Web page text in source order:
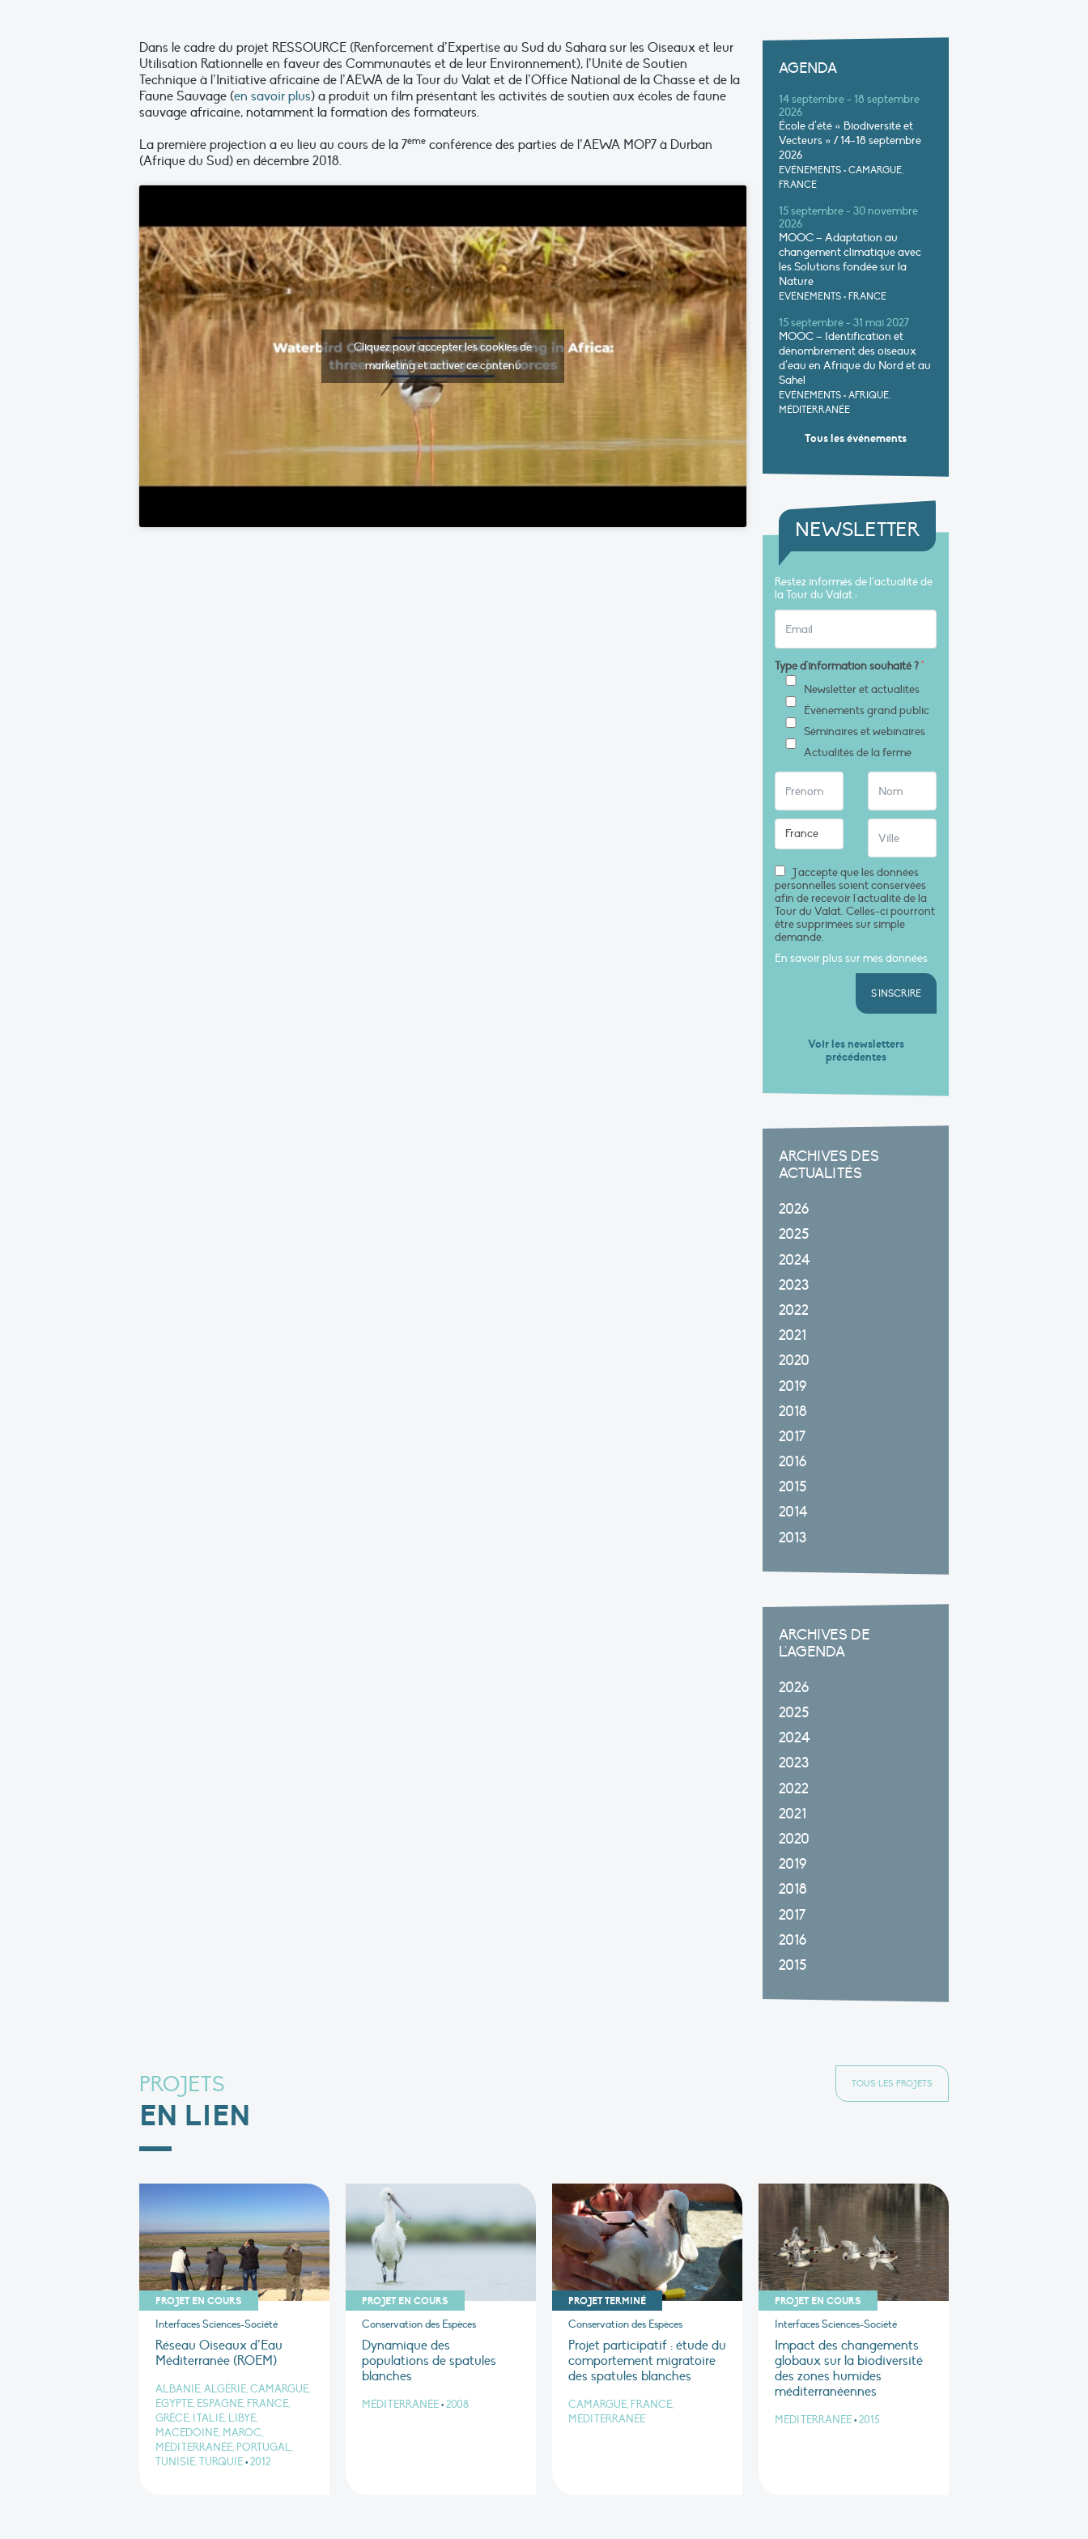
Dans le cadre du projet RESSOURCE (Renforcement d’Expertise au Sud du Sahara sur les Oiseaux et leur
Utilisation Rationnelle en faveur des Communautés et de leur Environnement), l’Unité de Soutien
Technique à l’Initiative africaine de l’AEWA de la Tour du Valat et de l’Office National de la Chasse et de la
Faune Sauvage (en savoir plus) a produit un film présentant les activités de soutien aux écoles de faune
sauvage africaine, notamment la formation des formateurs.
La première projection a eu lieu au cours de la 7ème conférence des parties de l’AEWA MOP7 à Durban
(Afrique du Sud) en décembre 2018.
Cliquez pour accepter les cookies de
marketing et activer ce contenu
AGENDA
14 septembre - 18 septembre
2026
École d’été « Biodiversité et
Vecteurs » / 14-18 septembre
2026
EVÉNEMENTS • CAMARGUE,
FRANCE
15 septembre - 30 novembre
2026
MOOC – Adaptation au
changement climatique avec
les Solutions fondée sur la
Nature
EVÉNEMENTS • FRANCE
15 septembre - 31 mai 2027
MOOC – Identification et
dénombrement des oiseaux
d’eau en Afrique du Nord et au
Sahel
EVÉNEMENTS • AFRIQUE,
MÉDITERRANÉE
Tous les événements
NEWSLETTER
Restez informés de l’actualité de
la Tour du Valat :
Type d'information souhaité ?*
Newsletter et actualités
Évènements grand public
Séminaires et webinaires
Actualités de la ferme
J'accepte que les données
personnelles soient conservées
afin de recevoir l'actualité de la
Tour du Valat. Celles-ci pourront
être supprimées sur simple
demande.
En savoir plus sur mes données
S'INSCRIRE
Voir les newsletters
précédentes
ARCHIVES DES
ACTUALITÉS
2026
2025
2024
2023
2022
2021
2020
2019
2018
2017
2016
2015
2014
2013
ARCHIVES DE
L'AGENDA
2026
2025
2024
2023
2022
2021
2020
2019
2018
2017
2016
2015
PROJETS
EN LIEN
TOUS LES PROJETS
PROJET EN COURS
Interfaces Sciences-Société
Réseau Oiseaux d’Eau
Méditerranée (ROEM)
ALBANIE, ALGÉRIE, CAMARGUE,
ÉGYPTE, ESPAGNE, FRANCE,
GRÈCE, ITALIE, LIBYE,
MACÉDOINE, MAROC,
MÉDITERRANÉE, PORTUGAL,
TUNISIE, TURQUIE•2012
PROJET EN COURS
Conservation des Espèces
Dynamique des
populations de spatules
blanches
MÉDITERRANÉE•2008
PROJET TERMINÉ
Conservation des Espèces
Projet participatif : étude du
comportement migratoire
des spatules blanches
CAMARGUE, FRANCE,
MÉDITERRANÉE
PROJET EN COURS
Interfaces Sciences-Société
Impact des changements
globaux sur la biodiversité
des zones humides
méditerranéennes
MÉDITERRANÉE•2015